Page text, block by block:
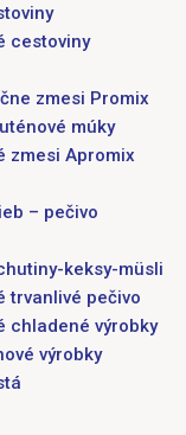
cestoviny
zmesi Promix
múky
zmesi Apromix
– pečivo
keksy-müsli
trvanlivé pečivo
chladené výrobky
výrobky